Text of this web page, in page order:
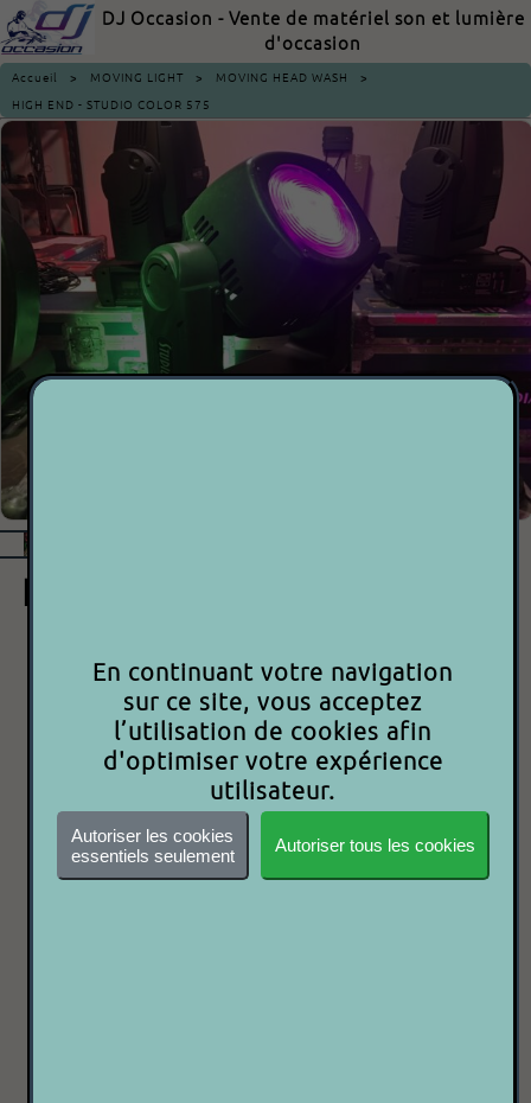
DJ Occasion - Vente de matériel son et lumière
d'occasion
Accueil > MOVING LIGHT > MOVING HEAD WASH
>
HIGH END - STUDIO COLOR 575
HIGH END - STUDIO COLOR
900.00€
P 2 P
Acheter maintenant
En continuant votre navigation
sur ce site, vous acceptez
l’utilisation de cookies afin
d'optimiser votre expérience
utilisateur.
Autoriser les cookies
essentiels seulement
Autoriser tous les cookies